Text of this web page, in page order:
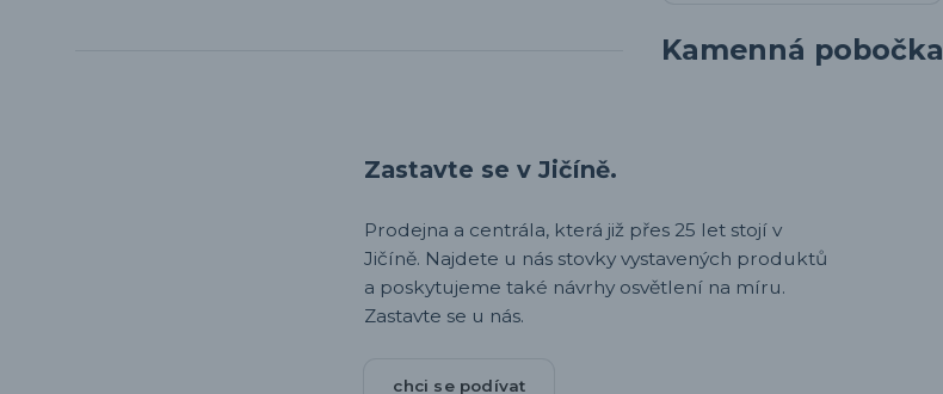
Kamenná pobočka
Zastavte se v Jičíně.
Prodejna a centrála, která již přes 25 let stojí v
Jičíně. Najdete u nás stovky vystavených produktů
a poskytujeme také návrhy osvětlení na míru.
Zastavte se u nás.
chci se podívat